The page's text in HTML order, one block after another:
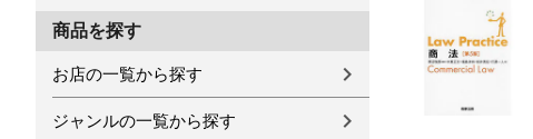
商品を探す
お店の一覧から探す
ジャンルの一覧から探す